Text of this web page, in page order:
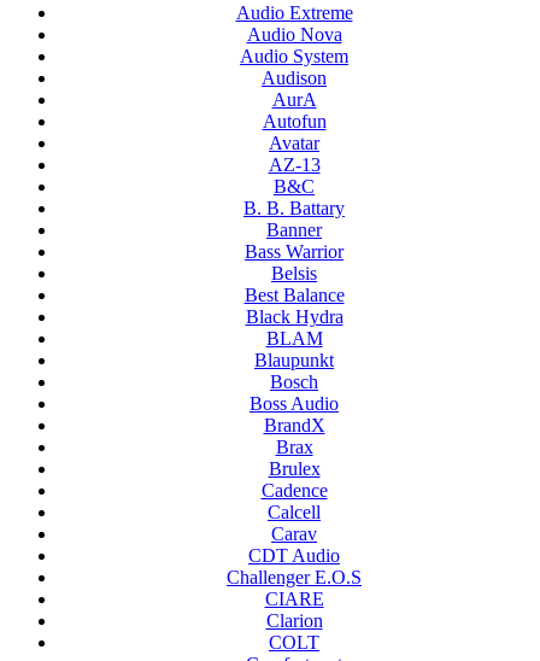
Audio Extreme
Audio Nova
Audio System
Audison
AurA
Autofun
Avatar
AZ-13
B&C
B. B. Battary
Banner
Bass Warrior
Belsis
Best Balance
Black Hydra
BLAM
Blaupunkt
Bosch
Boss Audio
BrandX
Brax
Brulex
Cadence
Calcell
Carav
CDT Audio
Challenger E.O.S
CIARE
Clarion
COLT